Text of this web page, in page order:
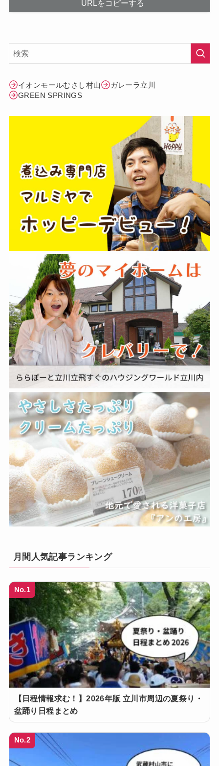
URLをコピーする
イオンモールむさし村山
ガレーラ立川
GREEN SPRINGS
月間人気記事ランキング
No.1
【日程情報求む！】2026年版 立川市周辺の夏祭り・
盆踊り日程まとめ
No.2